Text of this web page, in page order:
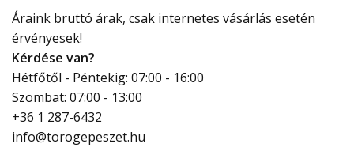
Áraink bruttó árak, csak internetes vásárlás esetén
érvényesek!
Kérdése van?
Hétfőtől - Péntekig: 07:00 - 16:00
Szombat: 07:00 - 13:00
+36 1 287-6432
info@torogepeszet.hu